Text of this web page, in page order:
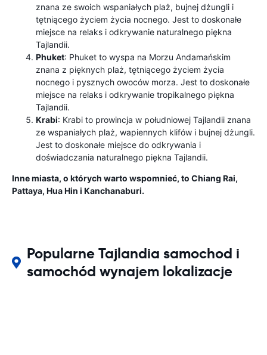
znana ze swoich wspaniałych plaż, bujnej dżungli i
tętniącego życiem życia nocnego. Jest to doskonałe
miejsce na relaks i odkrywanie naturalnego piękna
Tajlandii.
Phuket: Phuket to wyspa na Morzu Andamańskim
znana z pięknych plaż, tętniącego życiem życia
nocnego i pysznych owoców morza. Jest to doskonałe
miejsce na relaks i odkrywanie tropikalnego piękna
Tajlandii.
Krabi: Krabi to prowincja w południowej Tajlandii znana
ze wspaniałych plaż, wapiennych klifów i bujnej dżungli.
Jest to doskonałe miejsce do odkrywania i
doświadczania naturalnego piękna Tajlandii.
Inne miasta, o których warto wspomnieć, to Chiang Rai,
Pattaya, Hua Hin i Kanchanaburi.
Popularne Tajlandia samochod i
samochód wynajem lokalizacje